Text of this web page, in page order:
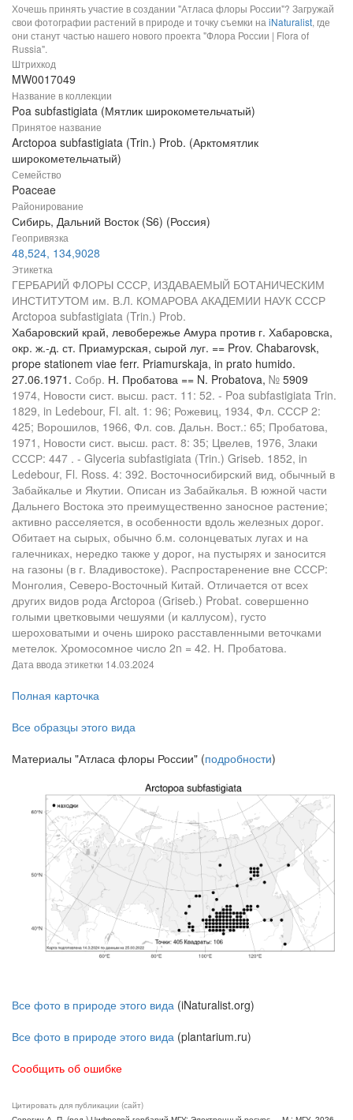
Хочешь принять участие в создании "Атласа флоры России"? Загружай
свои фотографии растений в природе и точку съемки наiNaturalist, где
они станут частью нашего нового проекта "Флора России | Flora of
Russia".
Штрихкод
MW0017049
Название в коллекции
Poa subfastigiata (Мятлик широкометельчатый)
Принятое название
Arctopoa subfastigiata (Trin.) Prob. (Арктомятлик
широкометельчатый)
Семейство
Poaceae
Районирование
Сибирь, Дальний Восток (S6) (Россия)
Геопривязка
48,524, 134,9028
Этикетка
ГЕРБАРИЙ ФЛОРЫ СССР, ИЗДАВАЕМЫЙ БОТАНИЧЕСКИМ
ИНСТИТУТОМ им. В.Л. КОМАРОВА АКАДЕМИИ НАУК СССР
Arctopoa subfastigiata (Trin.) Prob.
Хабаровский край, левобережье Амура против г. Хабаровска,
окр. ж.-д. ст. Приамурская, сырой луг. == Prov. Chabarovsk,
prope stationem viae ferr. Priamurskaja, in prato humido.
27.06.1971. Собр. Н. Пробатова == N. Probatova, № 5909
1974, Новости сист. высш. раст. 11: 52. - Poa subfastigiata Trin.
1829, in Ledebour, Fl. alt. 1: 96; Рожевиц, 1934, Фл. СССР 2:
425; Ворошилов, 1966, Фл. сов. Дальн. Вост.: 65; Пробатова,
1971, Новости сист. высш. раст. 8: 35; Цвелев, 1976, Злаки
СССР: 447 . - Glyceria subfastigiata (Trin.) Griseb. 1852, in
Ledebour, Fl. Ross. 4: 392. Восточносибирский вид, обычный в
Забайкалье и Якутии. Описан из Забайкалья. В южной части
Дальнего Востока это преимущественно заносное растение;
активно расселяется, в особенности вдоль железных дорог.
Обитает на сырых, обычно б.м. солонцеватых лугах и на
галечниках, нередко также у дорог, на пустырях и заносится
на газоны (в г. Владивостоке). Распростаренение вне СССР:
Монголия, Северо-Восточный Китай. Отличается от всех
других видов рода Arctopoa (Griseb.) Probat. совершенно
голыми цветковыми чешуями (и каллусом), густо
шероховатыми и очень широко расставленными веточками
метелок. Хромосомное число 2n = 42. Н. Пробатова.
Дата ввода этикетки 14.03.2024
Полная карточка
Все образцы этого вида
Материалы "Атласа флоры России" (подробности)
Все фото в природе этого вида (iNaturalist.org)
Все фото в природе этого вида (plantarium.ru)
Сообщить об ошибке
Цитировать для публикации (сайт)